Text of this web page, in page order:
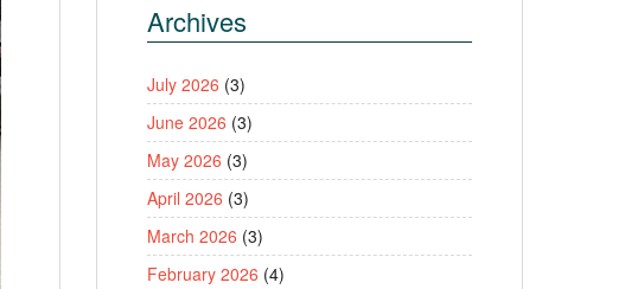
Archives
July 2026 (3)
June 2026 (3)
May 2026 (3)
April 2026 (3)
March 2026 (3)
February 2026 (4)